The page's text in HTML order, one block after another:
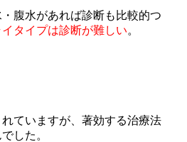
腹水があれば診断も比較的つ
タイプは診断が難しい。
ていますが、著効する治療法
した。